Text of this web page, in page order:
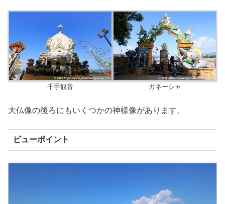
千手観音 ガネーシャ
大仏像の後ろにもいくつかの神様像があります。
ビューポイント